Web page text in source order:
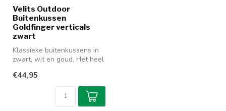
Velits Outdoor
Buitenkussen
Goldfinger verticals
zwart
Klassieke buitenkussens in
zwart, wit en goud. Het heel
€44,95